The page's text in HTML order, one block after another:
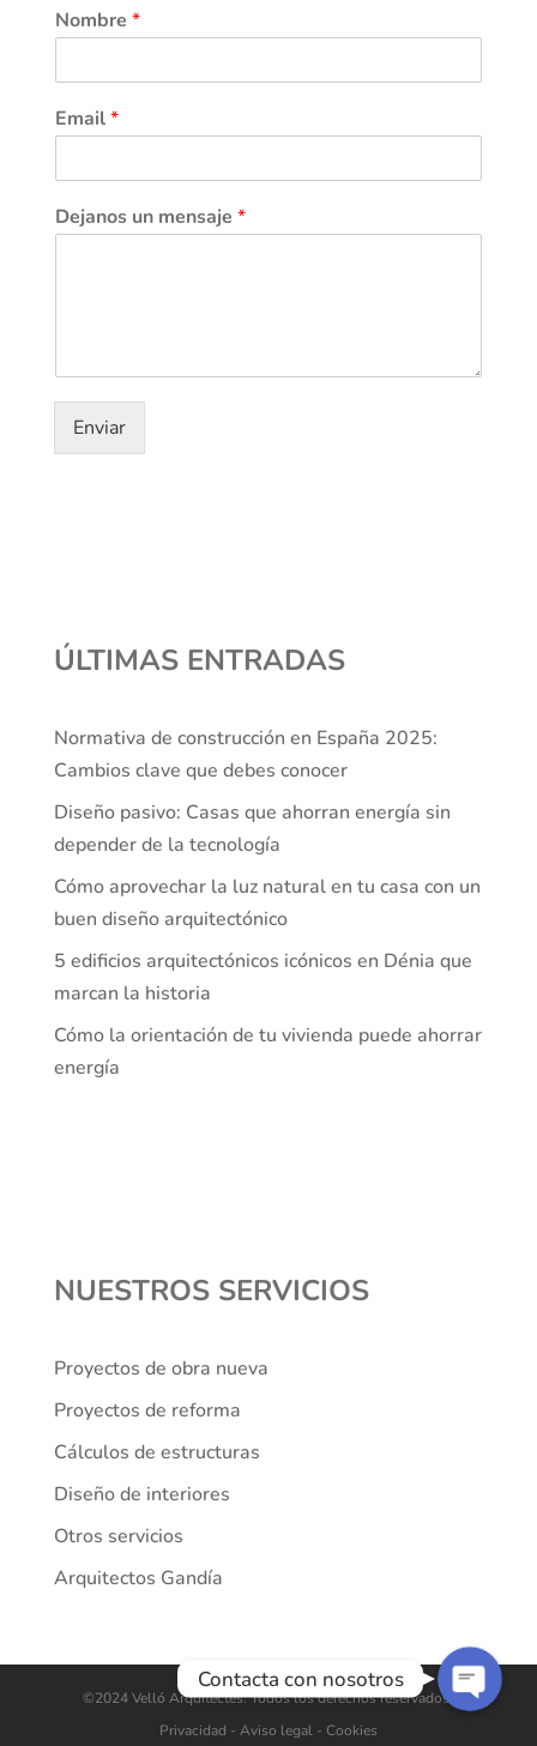
Nombre *
Email*
Dejanos un mensaje *
Enviar
ÚLTIMAS ENTRADAS
Normativa de construcción en España 2025:
Cambios clave que debes conocer
Diseño pasivo: Casas que ahorran energía sin
depender de la tecnología
Cómo aprovechar la luz natural en tu casa con un
buen diseño arquitectónico
5 edificios arquitectónicos icónicos en Dénia que
marcan la historia
Cómo la orientación de tu vivienda puede ahorrar
energía
NUESTROS SERVICIOS
Proyectos de obra nueva
Proyectos de reforma
Cálculos de estructuras
Diseño de interiores
Otros servicios
Arquitectos Gandía
©2024 Velló Arquitectes. Todos los derechos reservados.
Privacidad - Aviso legal - Cookies
Contacta con nosotros